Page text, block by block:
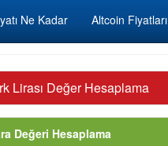
Ne Kadar Altcoin Fiyatları
Lirası Değer Hesaplama
Değeri Hesaplama